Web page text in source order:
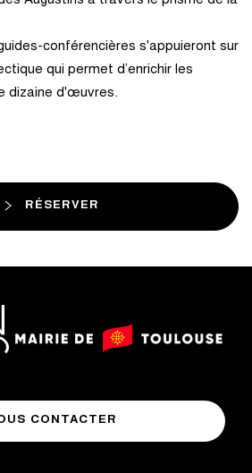
conférencières s'appuieront sur
qui permet d’enrichir les
dizaine d'œuvres.
RÉSERVER
de
CONTACTER